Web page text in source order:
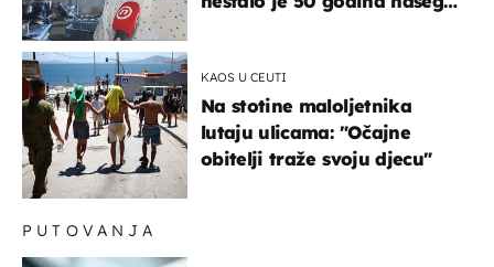
KAOS U CEUTI
Na stotine maloljetnika
lutaju ulicama: "Očajne
obitelji traže svoju djecu"
PUTOVANJA